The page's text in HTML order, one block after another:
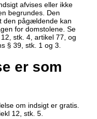
afvises eller ikke
begrundes. Den
den pågældende kan
for domstolene. Se
stk. 4, artikel 77, og
§ 39, stk. 1 og 3.
er som
om indsigt er gratis.
12, stk. 5.